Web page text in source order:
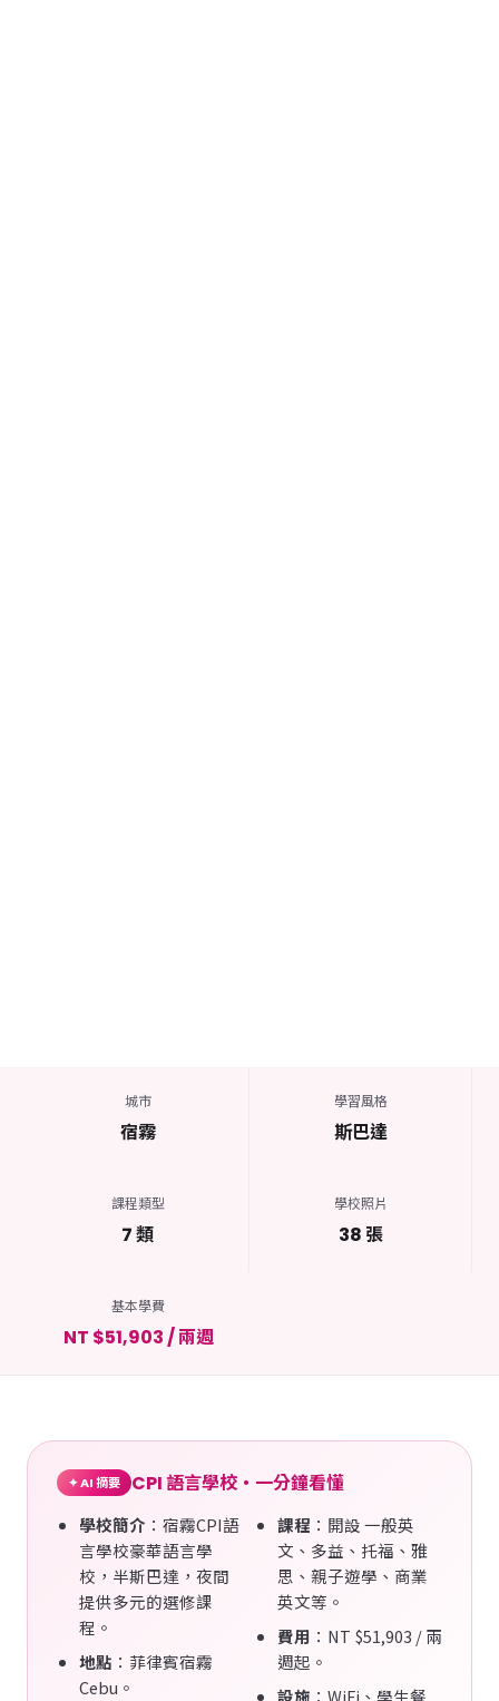
城市
宿霧
學習風格
斯巴達
課程類型
7 類
學校照片
38 張
基本學費
NT $51,903 / 兩週
✦ AI 摘要 CPI 語言學校・一分鐘看懂
學校簡介 ：宿霧CPI語
言學校豪華語言學
校，半斯巴達，夜間
提供多元的選修課
程。
地點 ：菲律賓宿霧
Cebu。
課程 ：開設 一般英
文、多益、托福、雅
思、親子遊學、商業
英文等。
費用 ：NT $51,903 / 兩
週起。
設施 ：WiFi、學生餐